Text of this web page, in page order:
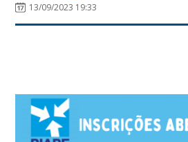
13/09/2023 19:33